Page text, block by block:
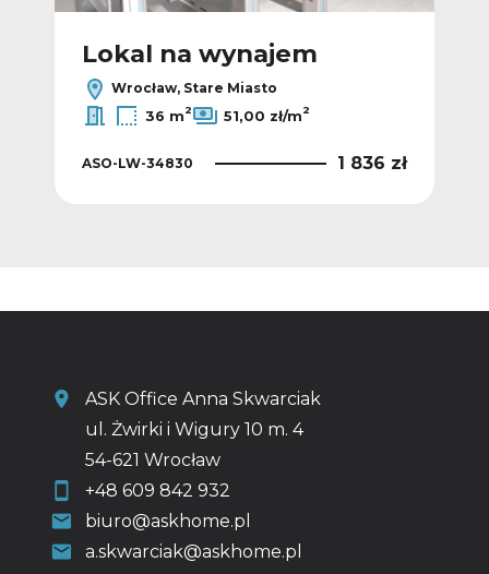
Lokal na wynajem
Wrocław, Stare Miasto
36 m2 51,00 zł/m2
ASO-LW-34830 1 836 zł
ASK Office Anna Skwarciak
ul. Żwirki i Wigury 10 m. 4
54-621 Wrocław
+48 609 842 932
biuro@askhome.pl
a.skwarciak@askhome.pl